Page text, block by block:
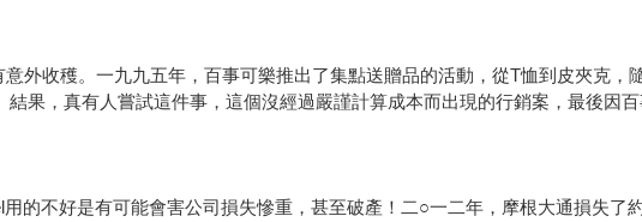
外收穫。一九九五年，百事可樂推出了集點送贈品的活動，從T恤到皮夾克，
果，真有人嘗試這件事，這個沒經過嚴謹計算成本而出現的行銷案，最後因
的不好是有可能會害公司損失慘重，甚至破產！二○一二年，摩根大通損失了